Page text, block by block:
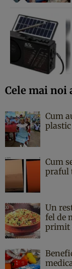
Cele mai noi
Cum
Cum
praful
Un
fel de
primit